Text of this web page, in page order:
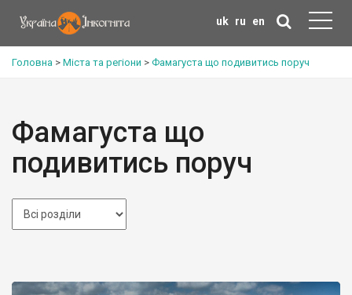
uk ru en
Головна > Міста та регіони > Фамагуста що подивитись поруч
Фамагуста що
подивитись поруч